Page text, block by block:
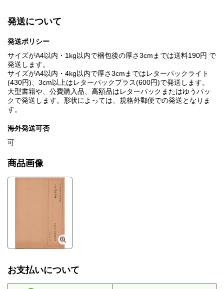
発送について
発送ポリシー
サイズがA4以内・1kg以内で梱包後の厚さ3cmまでは送料190円 で
発送します。
サイズがA4以内・4kg以内で厚さ3cmまではレターパックライト
(430円)、3cm以上はレターパックプラス(600円)で発送します。
大型書籍や、公費購入品、高額品はレターパックまたはゆうパッ
クで発送します。形状によっては、規格外郵便での発送となりま
す。
海外発送可否
可
商品画像
お支払いについて